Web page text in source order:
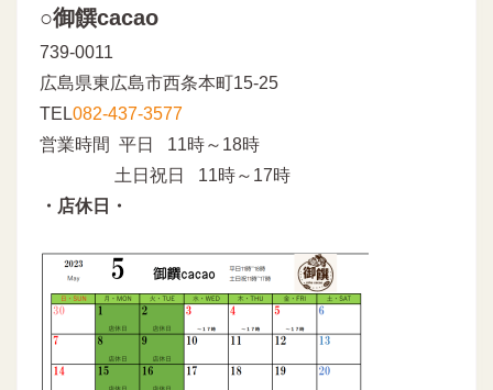
○御饌cacao
739-0011
広島県東広島市西条本町15-25
TEL082-437-3577
営業時間 平日 11時～18時
土日祝日 11時～17時
・店休日・